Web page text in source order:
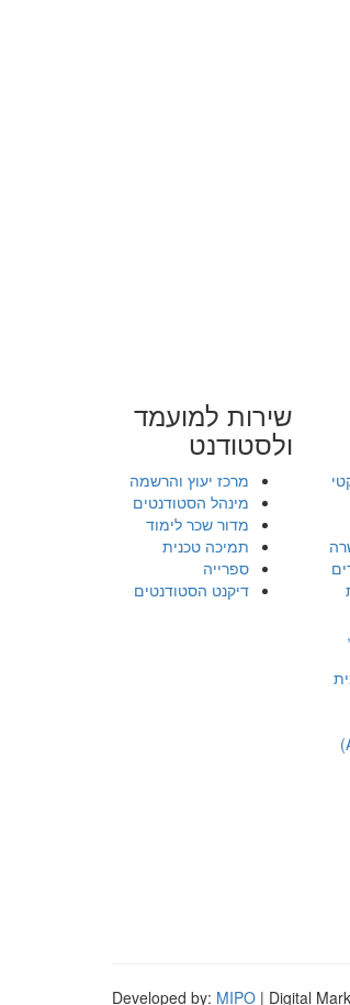
שירות למועמד
ולסטודנט
מרכז יעוץ והרשמה
מינהל הסטודנטים
מדור שכר לימוד
תמיכה טכנית
ספרייה
דיקנט הסטודנטים
Developed by: MIPO | Digital